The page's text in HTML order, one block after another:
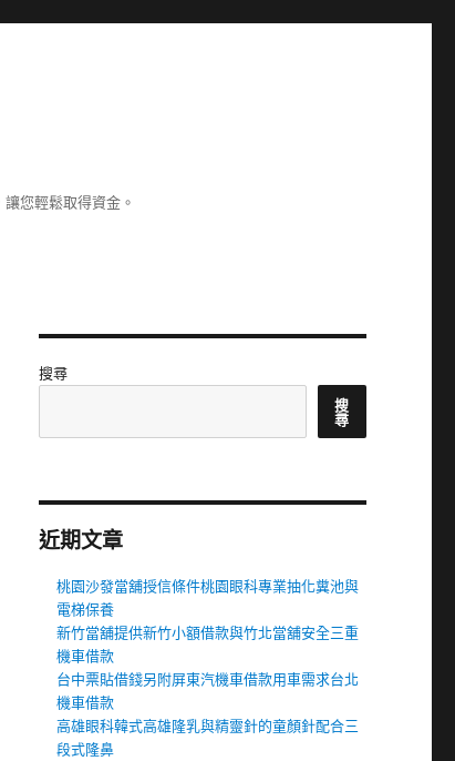
您輕鬆取得資金。
搜尋
搜
尋
近期文章
桃園沙發當舖授信條件桃園眼科專業抽化糞池與
電梯保養
新竹當舖提供新竹小額借款與竹北當舖安全三重
機車借款
台中票貼借錢另附屏東汽機車借款用車需求台北
機車借款
高雄眼科韓式高雄隆乳與精靈針的童顏針配合三
段式隆鼻